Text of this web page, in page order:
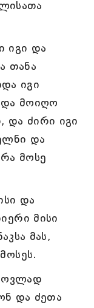
იგი და
თანა
იგი
და მოიღო
და ძირი იგი
და
მოსე
და
მისი
მას,
და ძეთა